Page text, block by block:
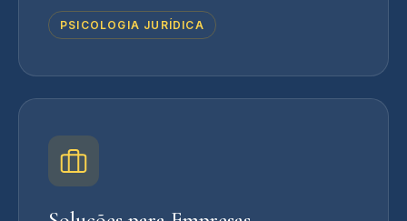
PSICOLOGIA JURÍDICA